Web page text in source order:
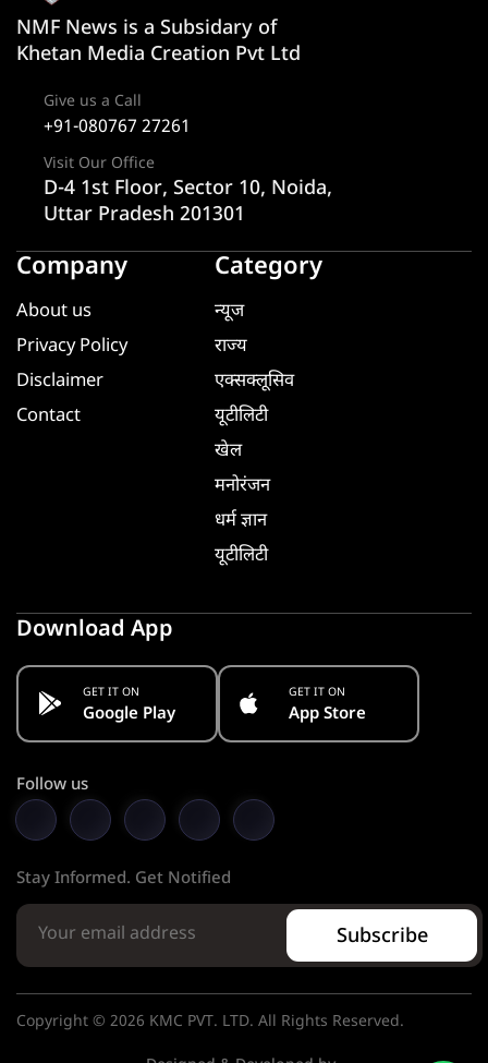
NMF News is a Subsidary of
Khetan Media Creation Pvt Ltd
Give us a Call
+91-080767 27261
Visit Our Office
D-4 1st Floor, Sector 10, Noida,
Uttar Pradesh 201301
Company
About us
Privacy Policy
Disclaimer
Contact
Category
न्यूज
राज्य
एक्सक्लूसिव
यूटीलिटी
खेल
मनोरंजन
धर्म ज्ञान
यूटीलिटी
Download App
GET IT ON
Google Play
GET IT ON
App Store
Follow us
Stay Informed. Get Notified
Subscribe
Copyright © 2026 KMC PVT. LTD. All Rights Reserved.